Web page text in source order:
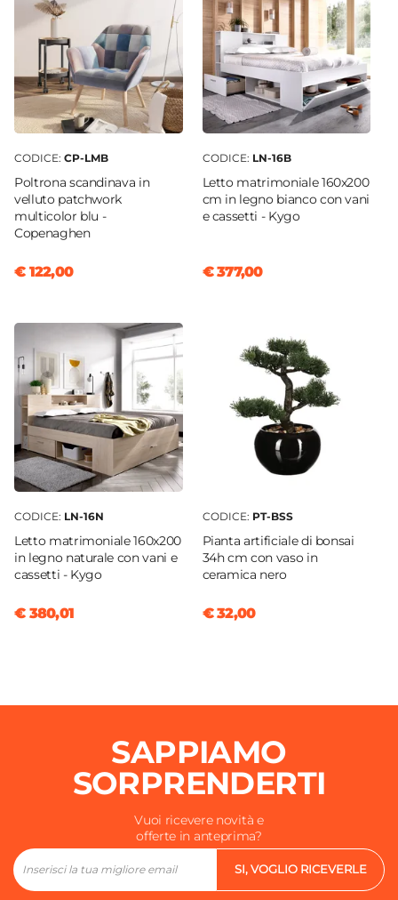
CODICE: CP-LMB
Poltrona scandinava in
velluto patchwork
multicolor blu -
Copenaghen
€ 122,00
CODICE: LN-16B
Letto matrimoniale 160x200
cm in legno bianco con vani
e cassetti - Kygo
€ 377,00
CODICE: LN-16N
Letto matrimoniale 160x200
in legno naturale con vani e
cassetti - Kygo
€ 380,01
CODICE: PT-BSS
Pianta artificiale di bonsai
34h cm con vaso in
ceramica nero
€ 32,00
SAPPIAMO
SORPRENDERTI
Vuoi ricevere novità e
offerte in anteprima?
SI, VOGLIO RICEVERLE